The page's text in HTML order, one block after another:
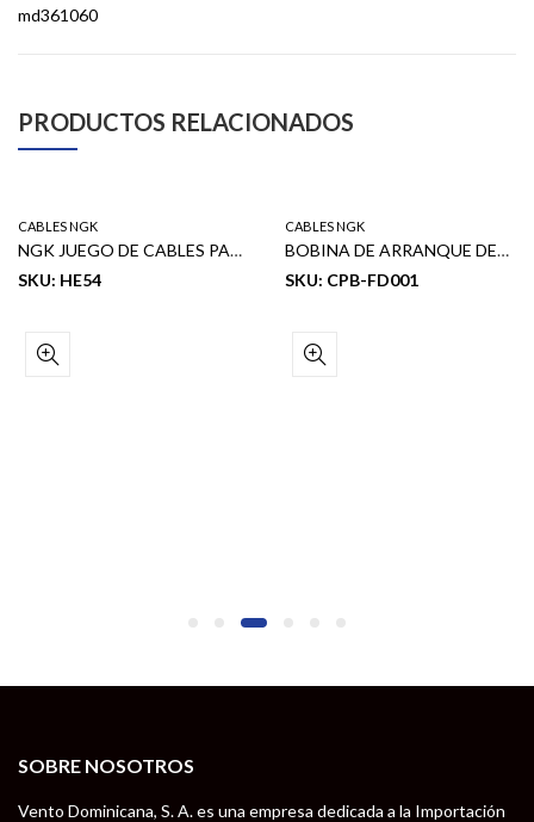
md361060
PRODUCTOS RELACIONADOS
CABLES NGK
NGK JUEGO DE CABLES PARA BUJIA (9793) HONDA PRELUDE 88-91
SKU: HE54
CABLES NGK
BOBINA DE ARRANQUE DEL ENCHUFE (58901) T FORD F150, 350,450,550 (97-10)
SKU: CPB-FD001
SOBRE NOSOTROS
Vento Dominicana, S. A. es una empresa dedicada a la Importación